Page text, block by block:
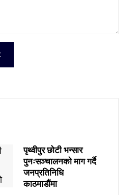
पृथ्वीपुर छोटी भन्सार
पुनःसञ्चालनको माग गर्दै
जनप्रतिनिधि
काठमाडौंमा